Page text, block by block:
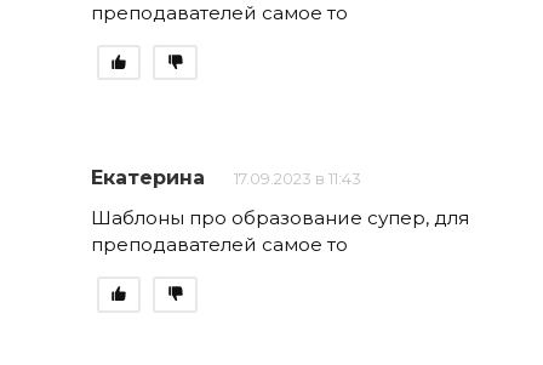
преподавателей самое то
Екатерина 17.09.2023 в 11:43
Шаблоны про образование супер, для
преподавателей самое то